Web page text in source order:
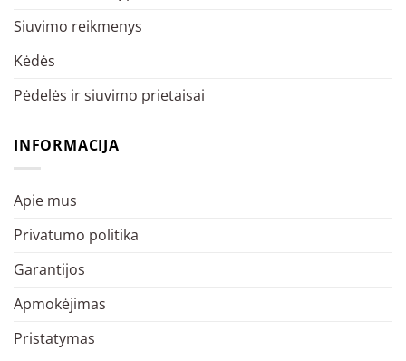
Siuvimo reikmenys
Kėdės
Pėdelės ir siuvimo prietaisai
INFORMACIJA
Apie mus
Privatumo politika
Garantijos
Apmokėjimas
Pristatymas